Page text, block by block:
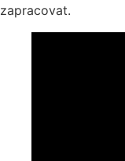
zapracovat.